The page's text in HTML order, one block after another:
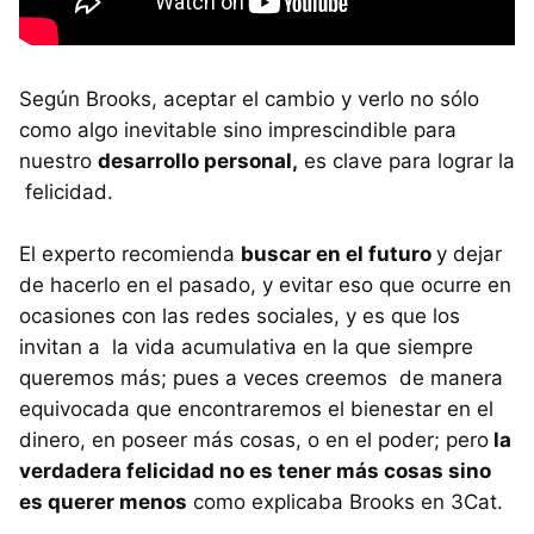
Según Brooks, aceptar el cambio y verlo no sólo
como algo inevitable sino imprescindible para
nuestro desarrollo personal, es clave para lograr la
felicidad.
El experto recomienda buscar en el futuro y dejar
de hacerlo en el pasado, y evitar eso que ocurre en
ocasiones con las redes sociales, y es que los
invitan a la vida acumulativa en la que siempre
queremos más; pues a veces creemos de manera
equivocada que encontraremos el bienestar en el
dinero, en poseer más cosas, o en el poder; pero la
verdadera felicidad no es tener más cosas sino
es querer menos como explicaba Brooks en 3Cat.